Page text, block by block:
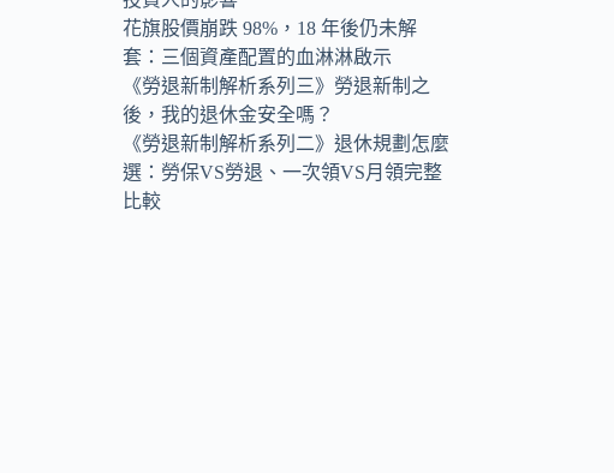
花旗股價崩跌 98%，18 年後仍未解
套：三個資產配置的血淋淋啟示
《勞退新制解析系列三》勞退新制之
後，我的退休金安全嗎？
《勞退新制解析系列二》退休規劃怎麼
選：勞保VS勞退、一次領VS月領完整
比較